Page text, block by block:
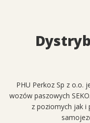
PHU Perkoz Sp z o.o.
wozów paszowych
z poziomych jak i